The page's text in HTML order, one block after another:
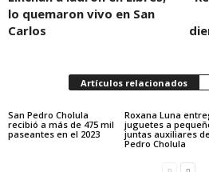
lo quemaron vivo en San
Carlos
Artículos relacionados
San Pedro Cholula
recibió a más de 475 mil
paseantes en el 2023
Roxana Luna
juguetes a
juntas auxiliares
Pedro Cholula